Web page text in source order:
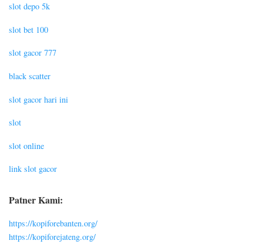
slot depo 5k
slot bet 100
slot gacor 777
black scatter
slot gacor hari ini
slot
slot online
link slot gacor
Patner Kami:
https://kopiforebanten.org/
https://kopiforejateng.org/